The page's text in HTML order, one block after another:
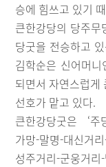
승에 힘쓰고 있기
큰한강당의 당주
당굿을 전승하고
김학순은 신어머
되면서 자연스럽게
선호가 맡고 있다.
큰한강당굿은 ‘주
가망-말명-대신거
성주거리-군웅거